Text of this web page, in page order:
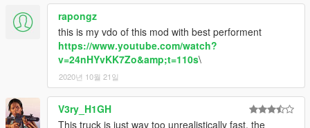
rapongz
this is my vdo of this mod with best performent
https://www.youtube.com/watch?
v=24nHYvKK7Zo&amp;t=110s\
2020년 10월 21일
V3ry_H1GH
This truck is just way too unrealistically fast. the